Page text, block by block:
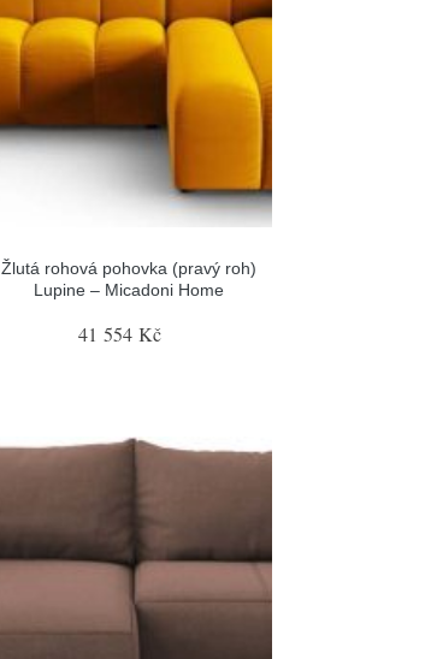
Žlutá rohová pohovka (pravý roh)
Lupine – Micadoni Home
41 554 Kč